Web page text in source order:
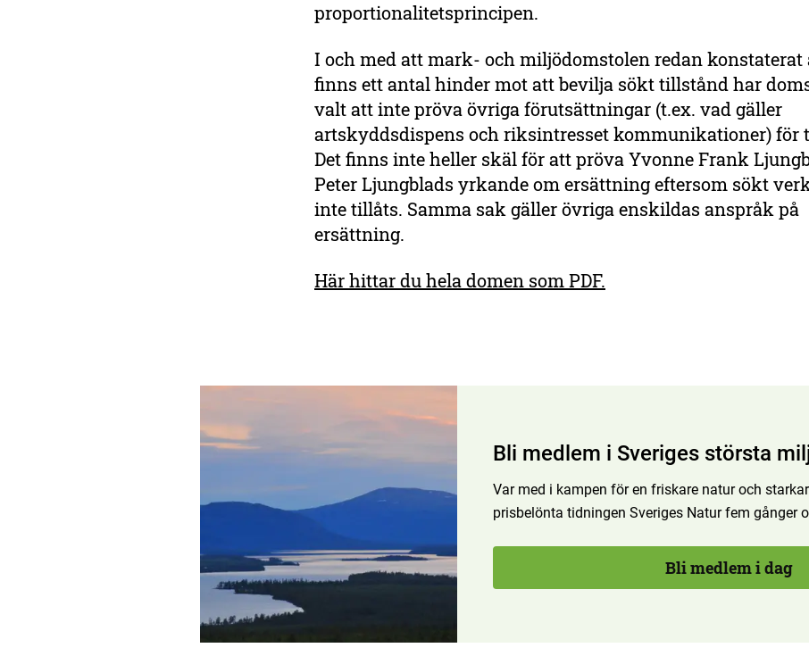
proportionalitetsprincipen.
I och med att mark- och miljödomstolen redan konstaterat
finns ett antal hinder mot att bevilja sökt tillstånd har
valt att inte pröva övriga förutsättningar (t.ex. vad gäller
artskyddsdispens och riksintresset kommunikationer) för
Det finns inte heller skäl för att pröva Yvonne Frank
Peter Ljungblads yrkande om ersättning eftersom sökt
inte tillåts. Samma sak gäller övriga enskildas anspråk på
ersättning.
Här hittar du hela domen som PDF.
Bli medlem i Sveriges största
Var med i kampen för en friskare natur och
prisbelönta tidningen Sveriges Natur fem gånger
Bli medlem i dag